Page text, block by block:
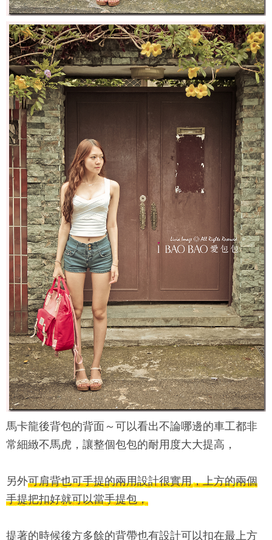
馬卡龍後背包的背面～可以看出不論哪邊的車工都非
常細緻不馬虎，讓整個包包的耐用度大大提高，
另外可肩背也可手提的兩用設計很實用，上方的兩個
手提把扣好就可以當手提包，
提著的時候後方多餘的背帶也有設計可以扣在最上方